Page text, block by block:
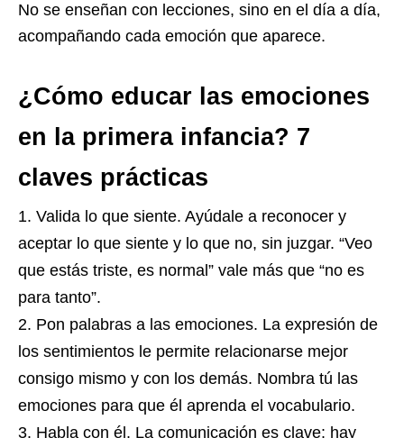
No se enseñan con lecciones, sino en el día a día,
acompañando cada emoción que aparece.
¿Cómo educar las emociones
en la primera infancia? 7
claves prácticas
Valida lo que siente. Ayúdale a reconocer y
aceptar lo que siente y lo que no, sin juzgar. “Veo
que estás triste, es normal” vale más que “no es
para tanto”.
Pon palabras a las emociones. La expresión de
los sentimientos le permite relacionarse mejor
consigo mismo y con los demás. Nombra tú las
emociones para que él aprenda el vocabulario.
Habla con él. La comunicación es clave: hay